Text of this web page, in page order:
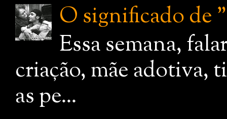
O significado de
Essa semana,
criação, mãe adotiva,
as pe...